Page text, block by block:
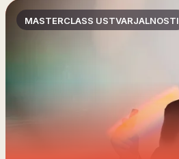
MASTERCLASS USTVARJALNOSTI